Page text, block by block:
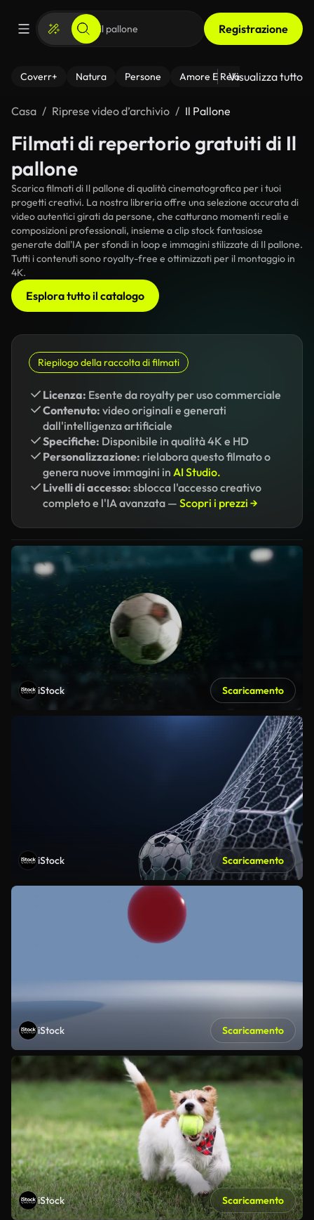
Registrazione
Coverr+ Natura Persone Amore E Relazioni Il
Visualizza tutto
Casa Riprese video d’archivio Il Pallone
Filmati di repertorio gratuiti di Il
pallone
Scarica filmati di Il pallone di qualità cinematografica per i tuoi
progetti creativi. La nostra libreria offre una selezione accurata di
video autentici girati da persone, che catturano momenti reali e
composizioni professionali, insieme a clip stock fantasiose
generate dall'IA per sfondi in loop e immagini stilizzate di Il pallone.
Tutti i contenuti sono royalty-free e ottimizzati per il montaggio in
4K.
Esplora tutto il catalogo
Riepilogo della raccolta di filmati
Licenza: Esente da royalty per uso commerciale
Contenuto: video originali e generati
dall'intelligenza artificiale
Specifiche: Disponibile in qualità 4K e HD
Personalizzazione: rielabora questo filmato o
genera nuove immagini in AI Studio.
Livelli di accesso: sblocca l'accesso creativo
completo e l'IA avanzata — Scopri i prezzi →
iStock Scaricamento
iStock Scaricamento
iStock Scaricamento
iStock Scaricamento